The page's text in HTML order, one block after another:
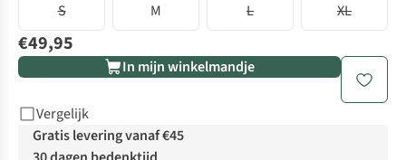
S
M L XL
€49,95
In mijn winkelmandje
Vergelijk
Gratis levering vanaf €45